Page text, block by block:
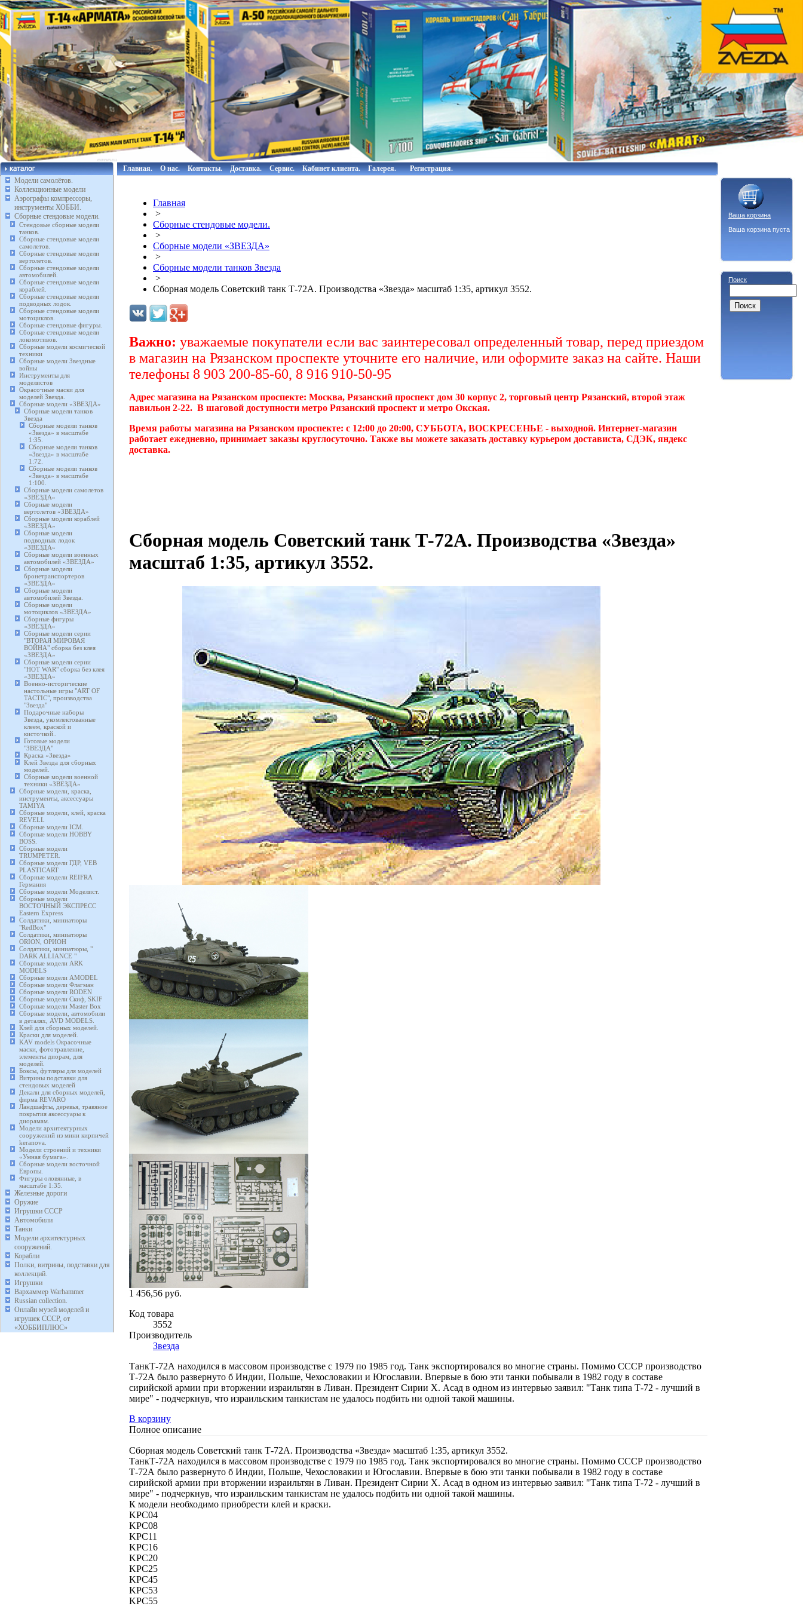
Модели самолётов.
Коллекционные модели
Аэрографы компрессоры,
инструменты ХОББИ.
Сборные стендовые модели.
Стендовые сборные модели
танков.
Сборные стендовые модели
самолетов.
Сборные стендовые модели
вертолетов.
Сборные стендовые модели
автомобилей.
Сборные стендовые модели
кораблей.
Сборные стендовые модели
подводных лодок.
Сборные стендовые модели
мотоциклов.
Сборные стендовые фигуры.
Сборные стендовые модели
локомотивов.
Сборные модели космической
техники
Сборные модели Звездные
войны
Инструменты для
моделистов
Окрасочные маски для
моделей Звезда.
Сборные модели «ЗВЕЗДА»
Сборные модели танков
Звезда
Сборные модели танков
«Звезда» в масштабе
1:35.
Сборные модели танков
«Звезда» в масштабе
1:72.
Сборные модели танков
«Звезда» в масштабе
1:100.
Сборные модели самолетов
«ЗВЕЗДА»
Сборные модели
вертолетов «ЗВЕЗДА»
Сборные модели кораблей
«ЗВЕЗДА»
Сборные модели
подводных лодок
«ЗВЕЗДА»
Сборные модели военных
автомобилей «ЗВЕЗДА»
Сборные модели
бронетранспортеров
«ЗВЕЗДА»
Сборные модели
автомобилей Звезда.
Сборные модели
мотоциклов «ЗВЕЗДА»
Сборные фигуры
«ЗВЕЗДА»
Сборные модели серии
"ВТОРАЯ МИРОВАЯ
ВОЙНА" сборка без клея
«ЗВЕЗДА»
Сборные модели серии
"HOT WAR" сборка без клея
«ЗВЕЗДА»
Военно-исторические
настольные игры "ART OF
TACTIC", производства
"Звезда"
Подарочные наборы
Звезда, укомлектованные
клеем, краской и
кисточкой..
Готовые модели
"ЗВЕЗДА"
Краска «Звезда»
Клей Звезда для сборных
моделей.
Сборные модели военной
техники «ЗВЕЗДА»
Сборные модели, краска,
инструменты, аксессуары
TAMIYA
Сборные модели, клей, краска
REVELL
Сборные модели ICM.
Сборные модели HOBBY
BOSS.
Сборные модели
TRUMPETER.
Сборные модели ГДР, VEB
PLASTICART
Сборные модели REIFRA
Германия
Сборные модели Моделист.
Сборные модели
ВОСТОЧНЫЙ ЭКСПРЕСС
Eastern Express
Солдатики, миниатюры
"RedBox"
Солдатики, миниатюры
ORION, ОРИОН
Солдатики, миниатюры, "
DARK ALLIANCE "
Сборные модели ARK
MODELS
Сборные модели AMODEL
Сборные модели Флагман
Сборные модели RODEN
Сборные модели Скиф, SKIF
Сборные модели Master Box
Сборные модели, автомобили
в деталях, AVD MODELS.
Клей для сборных моделей.
Краски для моделей.
KAV models Окрасочные
маски, фототравление,
элементы диорам, для
моделей.
Боксы, футляры для моделей
Витрины подставки для
стендовых моделей
Декали для сборных моделей,
фирма REVARO
Ландшафты, деревья, травяное
покрытия аксессуары к
диорамам.
Модели архитектурных
сооружений из мини кирпичей
keranova.
Модели строений и техники
«Умная бумага».
Сборные модели восточной
Европы.
Фигуры оловянные, в
масштабе 1:35.
Железные дороги
Оружие
Игрушки СССР
Автомобили
Танки
Модели архитектурных
сооружений.
Корабли
Полки, витрины, подставки для
коллекций.
Игрушки
Вархаммер Warhammer
Russian collection.
Онлайн музей моделей и
игрушек СССР, от
«ХОББИПЛЮС»
Главная. О нас. Контакты. Доставка. Сервис. Кабинет клиента. Галерея. Регистрация.
Главная
>
Сборные стендовые модели.
>
Сборные модели «ЗВЕЗДА»
>
Сборные модели танков Звезда
>
Сборная модель Советский танк Т-72А. Производства «Звезда» масштаб 1:35, артикул 3552.
Важно: уважаемые покупатели если вас заинтересовал определенный товар, перед приездом
в магазин на Рязанском проспекте уточните его наличие, или оформите заказ на сайте. Наши
телефоны 8 903 200-85-60, 8 916 910-50-95
Адрес магазина на Рязанском проспекте: Москва, Рязанский проспект дом 30 корпус 2, торговый центр Рязанский, второй этаж
павильон 2-22. В шаговой доступности метро Рязанский проспект и метро Окская.
Время работы магазина на Рязанском проспекте: с 12:00 до 20:00, СУББОТА, ВОСКРЕСЕНЬЕ - выходной. Интернет-магазин
работает ежедневно, принимает заказы круглосуточно. Также вы можете заказать доставку курьером достависта, СДЭК, яндекс
доставка.
Сборная модель Советский танк Т-72А. Производства «Звезда»
масштаб 1:35, артикул 3552.
1 456,56 руб.
Код товара
3552
Производитель
Звезда
ТанкТ-72А находился в массовом производстве с 1979 по 1985 год. Танк экспортировался во многие страны. Помимо СССР производство
Т-72А было развернуто б Индии, Польше, Чехословакии и Югославии. Впервые в бою эти танки побывали в 1982 году в составе
сирийской армии при вторжении израильтян в Ливан. Президент Сирии X. Асад в одном из интервью заявил: "Танк типа Т-72 - лучший в
мире" - подчеркнув, что израильским танкистам не удалось подбить ни одной такой машины.
В корзину
Полное описание
Сборная модель Советский танк Т-72А. Производства «Звезда» масштаб 1:35, артикул 3552.
ТанкТ-72А находился в массовом производстве с 1979 по 1985 год. Танк экспортировался во многие страны. Помимо СССР производство
Т-72А было развернуто б Индии, Польше, Чехословакии и Югославии. Впервые в бою эти танки побывали в 1982 году в составе
сирийской армии при вторжении израильтян в Ливан. Президент Сирии X. Асад в одном из интервью заявил: "Танк типа Т-72 - лучший в
мире" - подчеркнув, что израильским танкистам не удалось подбить ни одной такой машины.
К модели необходимо приобрести клей и краски.
KPC04
KPC08
KPC11
KPC16
KPC20
KPC25
KPC45
KPC53
KPC55
Ваша корзина
Ваша корзина пуста
Поиск